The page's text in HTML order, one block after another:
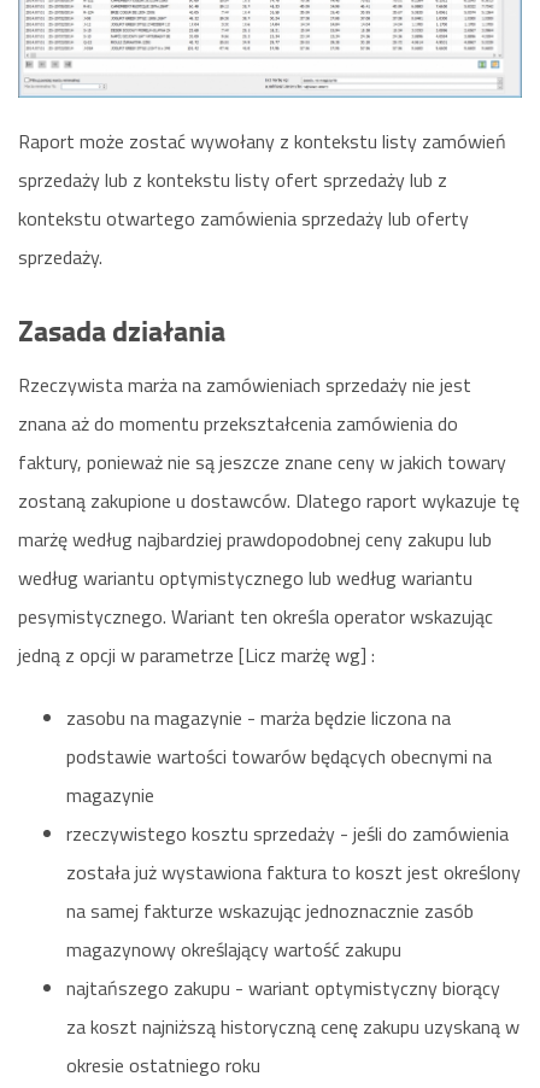
Raport może zostać wywołany z kontekstu listy zamówień
sprzedaży lub z kontekstu listy ofert sprzedaży lub z
kontekstu otwartego zamówienia sprzedaży lub oferty
sprzedaży.
Zasada działania
Rzeczywista marża na zamówieniach sprzedaży nie jest
znana aż do momentu przekształcenia zamówienia do
faktury, ponieważ nie są jeszcze znane ceny w jakich towary
zostaną zakupione u dostawców. Dlatego raport wykazuje tę
marżę według najbardziej prawdopodobnej ceny zakupu lub
według wariantu optymistycznego lub według wariantu
pesymistycznego. Wariant ten określa operator wskazując
jedną z opcji w parametrze [Licz marżę wg] :
zasobu na magazynie - marża będzie liczona na
podstawie wartości towarów będących obecnymi na
magazynie
rzeczywistego kosztu sprzedaży - jeśli do zamówienia
została już wystawiona faktura to koszt jest określony
na samej fakturze wskazując jednoznacznie zasób
magazynowy określający wartość zakupu
najtańszego zakupu - wariant optymistyczny biorący
za koszt najniższą historyczną cenę zakupu uzyskaną w
okresie ostatniego roku